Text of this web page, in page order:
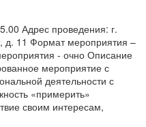
Адрес проведения: г.
д. 11 Формат мероприятия –
- очно Описание
мероприятие с
деятельности с
«примерить»
своим интересам,